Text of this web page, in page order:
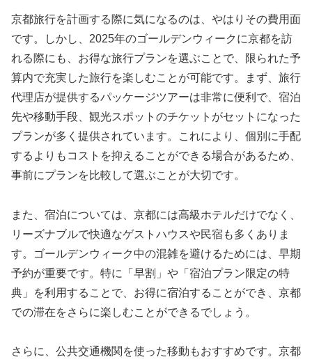
京都旅行を計画する際に気になるのは、やはりその費用面
です。しかし、2025年のゴールデンウィークに京都を訪
れる際にも、お得な旅行プランを選ぶことで、限られた予
算内で充実した旅行を楽しむことが可能です。まず、旅行
代理店が提供するパッケージツアーは非常に便利で、宿泊
先や移動手段、観光スポットのチケットがセットになった
プランが多く提供されています。これにより、個別に手配
するよりもコストを抑えることができる場合があるため、
事前にプランを比較して選ぶことが大切です。
また、宿泊については、京都には高級ホテルだけでなく、
リーズナブルで快適なゲストハウスや民宿も多くありま
す。ゴールデンウィーク中の混雑を避けるためには、早期
予約が重要です。特に「早割」や「宿泊プラン限定の特
典」を利用することで、お得に宿泊することができ、京都
での滞在をさらに楽しむことができるでしょう。
さらに、公共交通機関を使った移動もおすすめです。京都